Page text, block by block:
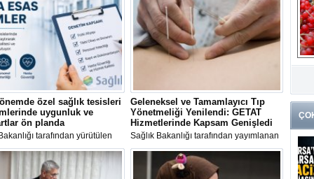
özel sağlık tesisleri
uygunluk ve
ön planda
tarafından yürütülen
esas denetimler, özel sağlık
mevzuata uygunluğunu,
ve hasta güvenliğini
Geleneksel ve Tamamlayıcı Tıp
Yönetmeliği Yenilendi: GETAT
Hizmetlerinde Kapsam Genişledi
Sağlık Bakanlığı tarafından yayımlanan
yeni Geleneksel ve Tamamlayıcı Tıp
(GETAT) Yönetmeliği ile uygulama
alanları genişletildi, erişim kolaylaştırıldı